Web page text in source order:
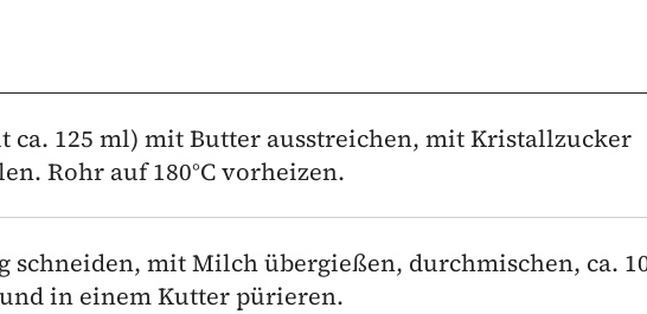
125 ml) mit Butter ausstreichen, mit Kristallzucker
Rohr auf 180°C vorheizen.
mit Milch übergießen, durchmischen, ca.
in einem Kutter pürieren.